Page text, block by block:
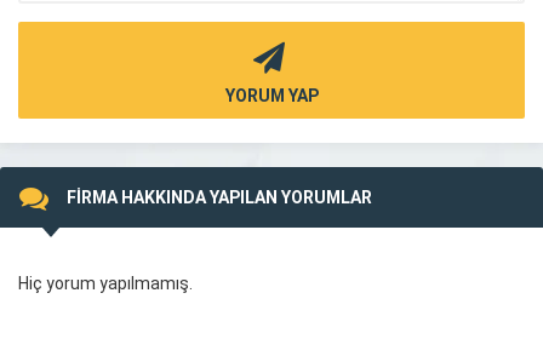
YORUM YAP
FİRMA HAKKINDA YAPILAN YORUMLAR
Hiç yorum yapılmamış.